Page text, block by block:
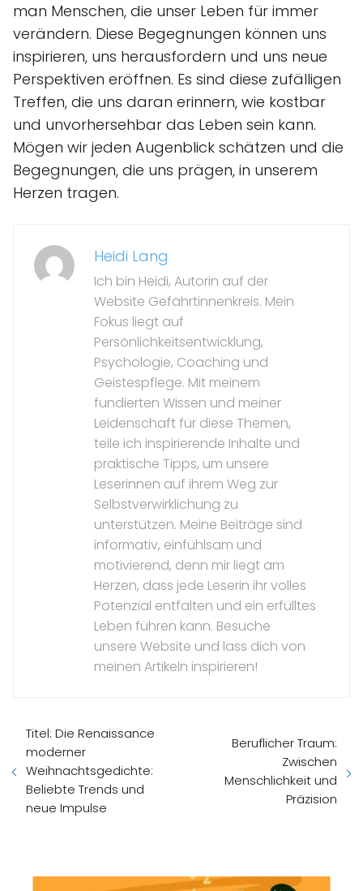
man Menschen, die unser Leben für immer
verändern. Diese Begegnungen können uns
inspirieren, uns herausfordern und uns neue
Perspektiven eröffnen. Es sind diese zufälligen
Treffen, die uns daran erinnern, wie kostbar
und unvorhersehbar das Leben sein kann.
Mögen wir jeden Augenblick schätzen und die
Begegnungen, die uns prägen, in unserem
Herzen tragen.
Heidi Lang
Ich bin Heidi, Autorin auf der
Website Gefährtinnenkreis. Mein
Fokus liegt auf
Persönlichkeitsentwicklung,
Psychologie, Coaching und
Geistespflege. Mit meinem
fundierten Wissen und meiner
Leidenschaft für diese Themen,
teile ich inspirierende Inhalte und
praktische Tipps, um unsere
Leserinnen auf ihrem Weg zur
Selbstverwirklichung zu
unterstützen. Meine Beiträge sind
informativ, einfühlsam und
motivierend, denn mir liegt am
Herzen, dass jede Leserin ihr volles
Potenzial entfalten und ein erfülltes
Leben führen kann. Besuche
unsere Website und lass dich von
meinen Artikeln inspirieren!
Titel: Die Renaissance
moderner
Weihnachtsgedichte:
Beliebte Trends und
neue Impulse
Beruflicher Traum:
Zwischen
Menschlichkeit und
Präzision